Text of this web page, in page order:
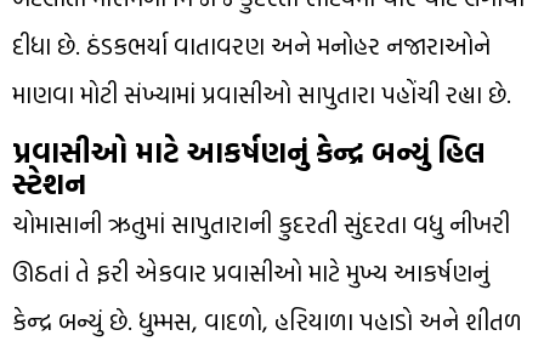
દીધા છે. ઠંડકભર્યા વાતાવરણ અને મનોહર નજારાઓને
માણવા મોટી સંખ્યામાં પ્રવાસીઓ સાપુતારા પહોંચી રહ્યા છે.
પ્રવાસીઓ માટે આકર્ષણનું કેન્દ્ર બન્યું હિલ
સ્ટેશન
ચોમાસાની ઋતુમાં સાપુતારાની કુદરતી સુંદરતા વધુ નીખરી
ઊઠતાં તે ફરી એકવાર પ્રવાસીઓ માટે મુખ્ય આકર્ષણનું
કેન્દ્ર બન્યું છે. ધુમ્મસ, વાદળો, હરિયાળા પહાડો અને શીતળ